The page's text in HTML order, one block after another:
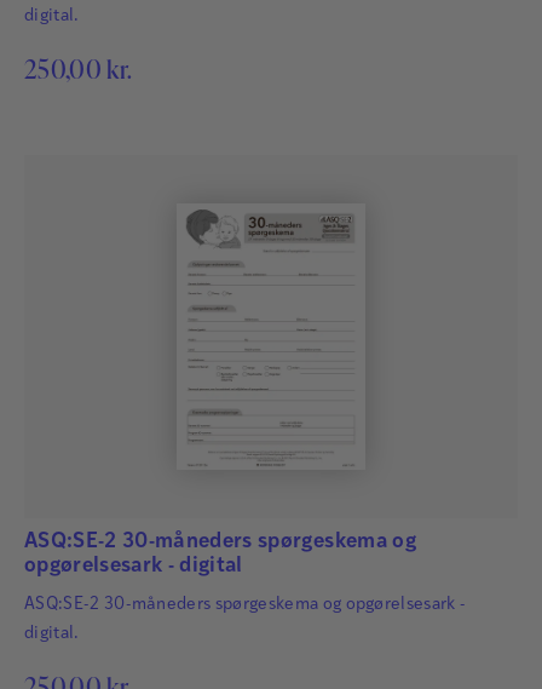
digital.
250,00 kr.
ASQ:SE-2 30-måneders spørgeskema og
opgørelsesark - digital
ASQ:SE-2 30-måneders spørgeskema og opgørelsesark -
digital.